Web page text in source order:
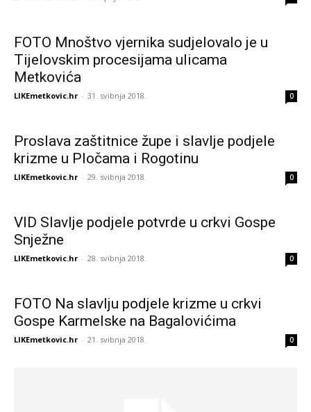
FOTO Mnoštvo vjernika sudjelovalo je u
Tijelovskim procesijama ulicama
Metkovića
LIKEmetkovic.hr - 31. svibnja 2018. 0
Proslava zaštitnice župe i slavlje podjele
krizme u Pločama i Rogotinu
LIKEmetkovic.hr - 29. svibnja 2018. 0
VID Slavlje podjele potvrde u crkvi Gospe
Snježne
LIKEmetkovic.hr - 28. svibnja 2018. 0
FOTO Na slavlju podjele krizme u crkvi
Gospe Karmelske na Bagalovićima
LIKEmetkovic.hr - 21. svibnja 2018. 0